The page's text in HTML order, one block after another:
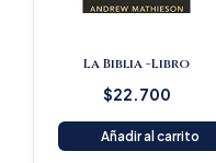
La Biblia -Libro
$22.700
Añadir al carrito